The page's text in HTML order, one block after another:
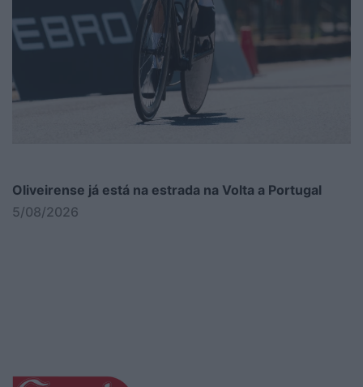
Oliveirense já está na estrada na Volta a Portugal
5/08/2026